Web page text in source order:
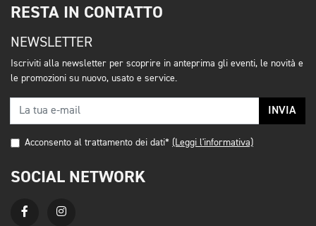
RESTA IN CONTATTO
NEWSLETTER
Iscriviti alla newsletter per scoprire in anteprima gli eventi, le novità e
le promozioni su nuovo, usato e service.
INVIA
Acconsento al trattamento dei dati* (Leggi l'informativa)
SOCIAL NETWORK